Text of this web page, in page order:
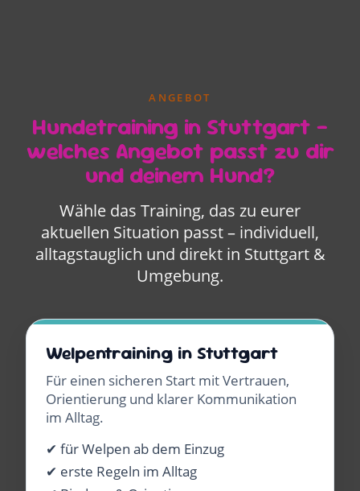
ANGEBOT
Hundetraining in Stuttgart –
welches Angebot passt zu dir
und deinem Hund?
Wähle das Training, das zu eurer
aktuellen Situation passt – individuell,
alltagstauglich und direkt in Stuttgart &
Umgebung.
Welpentraining in Stuttgart
Für einen sicheren Start mit Vertrauen,
Orientierung und klarer Kommunikation
im Alltag.
✔ für Welpen ab dem Einzug
✔ erste Regeln im Alltag